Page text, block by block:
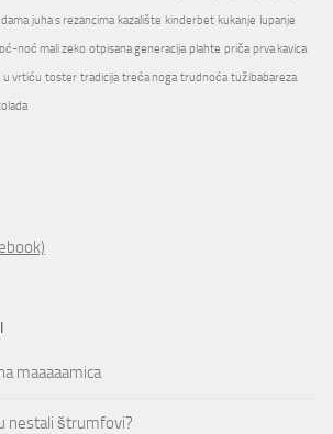
juha s rezancima kazalište kinderbet kukanje lupanje
noć mali zeko otpisana generacija plahte priča prva kavica
u vrtiću toster tradicija treća noga trudnoća tužibabareza
maaaaamica
nestali štrumfovi?